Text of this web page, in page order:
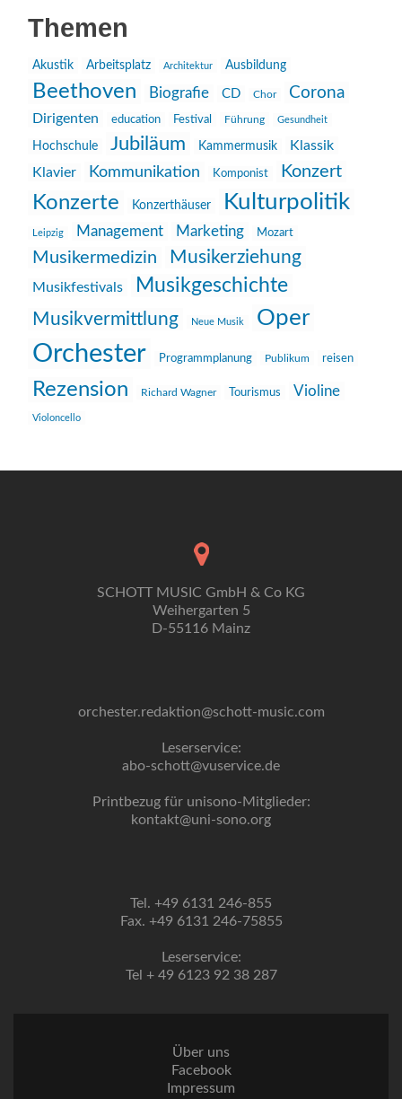
Themen
Akustik Arbeitsplatz Architektur Ausbildung
Beethoven Biografie CD Chor Corona
Dirigenten education Festival Führung Gesundheit
Hochschule Jubiläum Kammermusik
Klassik
Klavier
Kommunikation Komponist Konzert
Konzerte Konzerthäuser Kulturpolitik
Leipzig Management Marketing Mozart
Musikermedizin Musikerziehung
Musikfestivals Musikgeschichte
Musikvermittlung Neue Musik Oper
Orchester Programmplanung Publikum reisen
Rezension Richard Wagner Tourismus Violine
Violoncello
SCHOTT MUSIC GmbH & Co KG
Weihergarten 5
D-55116 Mainz
orchester.redaktion@schott-music.com
Leserservice:
abo-schott@vuservice.de
Printbezug für unisono-Mitglieder:
kontakt@uni-sono.org
Tel. +49 6131 246-855
Fax. +49 6131 246-75855
Leserservice:
Tel + 49 6123 92 38 287
Über uns
Facebook
Impressum